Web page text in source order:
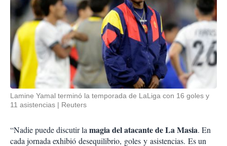
Lamine Yamal terminó la temporada de LaLiga con 16 goles y
11 asistencias
Reuters
“Nadie puede discutir lamagia del atacante de La Masia. En
cada jornada exhibió desequilibrio, goles y asistencias. Es un